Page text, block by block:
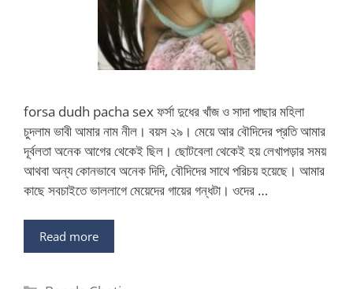
forsa dudh pacha sex ফর্সা দুধের খাঁজ ও সাদা পাছার মহিলা
চুদলাম ভাবী আমার নাম নীল। বয়স ২৯। মেয়ে আর বৌদিদের প্রতি আমার
দূর্বলতা অনেক আগের থেকেই ছিল। ছোটবেলা থেকেই হয় লেখাপড়ার সময়
আথবা অন্য কোনভাবে অনেক দিদি, বৌদিদের সাথে পরিচয় হয়েছে। আমার
কাছে সবচাইতে ভাললাগে মেয়েদের গায়ের গন্ধটা। ওদের …
Read more